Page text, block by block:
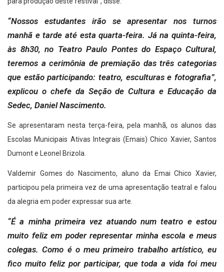
“Nossos estudantes irão se apresentar nos turnos
manhã e tarde até esta quarta-feira. Já na quinta-feira,
às 8h30, no Teatro Paulo Pontes do Espaço Cultural,
teremos a cerimônia de premiação das três categorias
que estão participando: teatro, esculturas e fotografia”,
explicou o chefe da Seção de Cultura e Educação da
Sedec, Daniel Nascimento.
Se apresentaram nesta terça-feira, pela manhã, os alunos das
Escolas Municipais Ativas Integrais (Emais) Chico Xavier, Santos
Dumont e Leonel Brizola.
Valdemir Gomes do Nascimento, aluno da Emai Chico Xavier,
participou pela primeira vez de uma apresentação teatral e falou
da alegria em poder expressar sua arte.
“É a minha primeira vez atuando num teatro e estou
muito feliz em poder representar minha escola e meus
colegas. Como é o meu primeiro trabalho artístico, eu
fico muito feliz por participar, que toda a vida foi meu